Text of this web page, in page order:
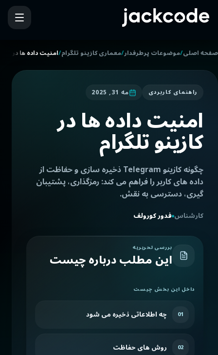
صفحه اصلی/موضوعات پرطرفدار/معماری کازینو تلگرام/امنیت داده ها در
راهنمای کاربردی مه 31, 2025
امنیت داده ها در
کازینو تلگرام
چگونه کازینو Telegram ذخیره سازی و حفاظت از
داده های کاربر را فراهم می کند: رمزگذاری، پشتیبان
گیری، دسترسی به نقش.
کارشناس فدور کورولف
بررسی تحریریه
این مطلب درباره چیست
داخل این بخش چیست
01 چه اطلاعاتی ذخیره می شود
02 روش های حفاظت